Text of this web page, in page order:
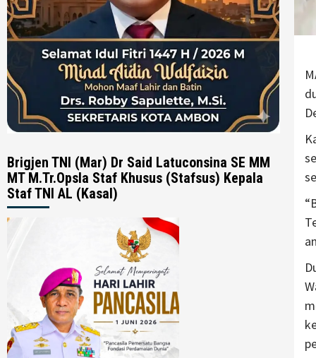
Brigjen TNI (Mar) Dr Said Latuconsina SE MM
MT M.Tr.Opsla Staf Khusus (Stafsus) Kepala
Staf TNI AL (Kasal)